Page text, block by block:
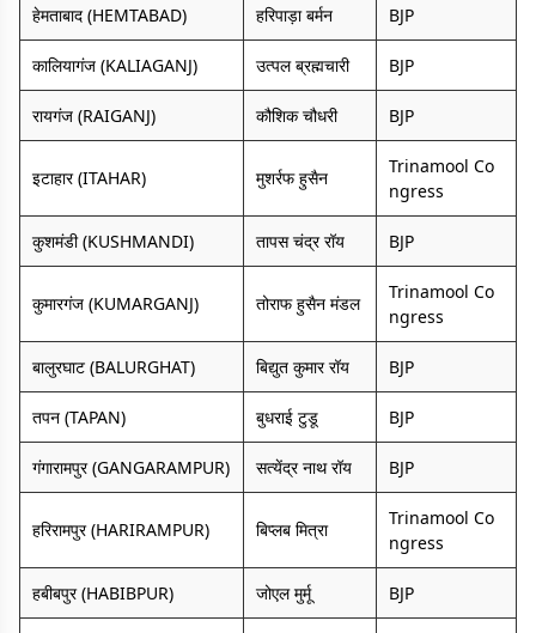
हेमताबाद (HEMTABAD) हरिपाड़ा बर्मन BJP
कालियागंज (KALIAGANJ) उत्पल ब्रह्मचारी BJP
रायगंज (RAIGANJ) कौशिक चौधरी BJP
इटाहार (ITAHAR) मुशर्रफ हुसैन
Trinamool Co
ngress
कुशमंडी (KUSHMANDI) तापस चंद्र रॉय BJP
कुमारगंज (KUMARGANJ) तोराफ हुसैन मंडल
Trinamool Co
ngress
बालुरघाट (BALURGHAT) बिद्युत कुमार रॉय BJP
तपन (TAPAN) बुधराई टुडू BJP
गंगारामपुर (GANGARAMPUR) सत्येंद्र नाथ रॉय BJP
हरिरामपुर (HARIRAMPUR) बिप्लब मित्रा
Trinamool Co
ngress
हबीबपुर (HABIBPUR) जोएल मुर्मू BJP